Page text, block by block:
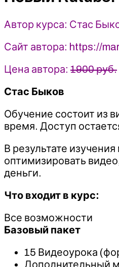
2022
Стас
Быков
Автор курса: Стас
Сайт автора: https://
Цена автора: 1900 руб.
Стас Быков
Обучение состоит из
время. Доступ
В результате
оптимизировать
деньги.
Что входит в курс:
Все возможности
Базовый пакет
15 Видеоурока
Дополнительный